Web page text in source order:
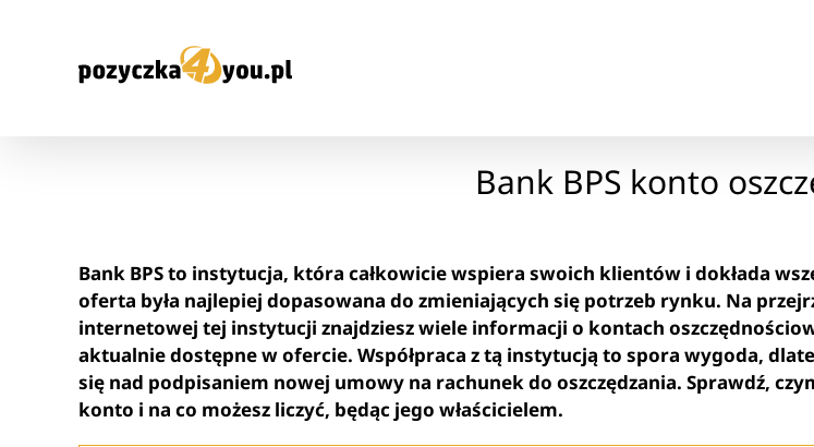
zawartości
Bank BPS konto
Bank BPS to instytucja, która całkowicie wspiera swoich klientów i dokłada
oferta była najlepiej dopasowana do zmieniających się potrzeb rynku. Na
internetowej tej instytucji znajdziesz wiele informacji o kontach
aktualnie dostępne w ofercie. Współpraca z tą instytucją to spora wygoda,
się nad podpisaniem nowej umowy na rachunek do oszczędzania. Sprawdź,
konto i na co możesz liczyć, będąc jego właścicielem.